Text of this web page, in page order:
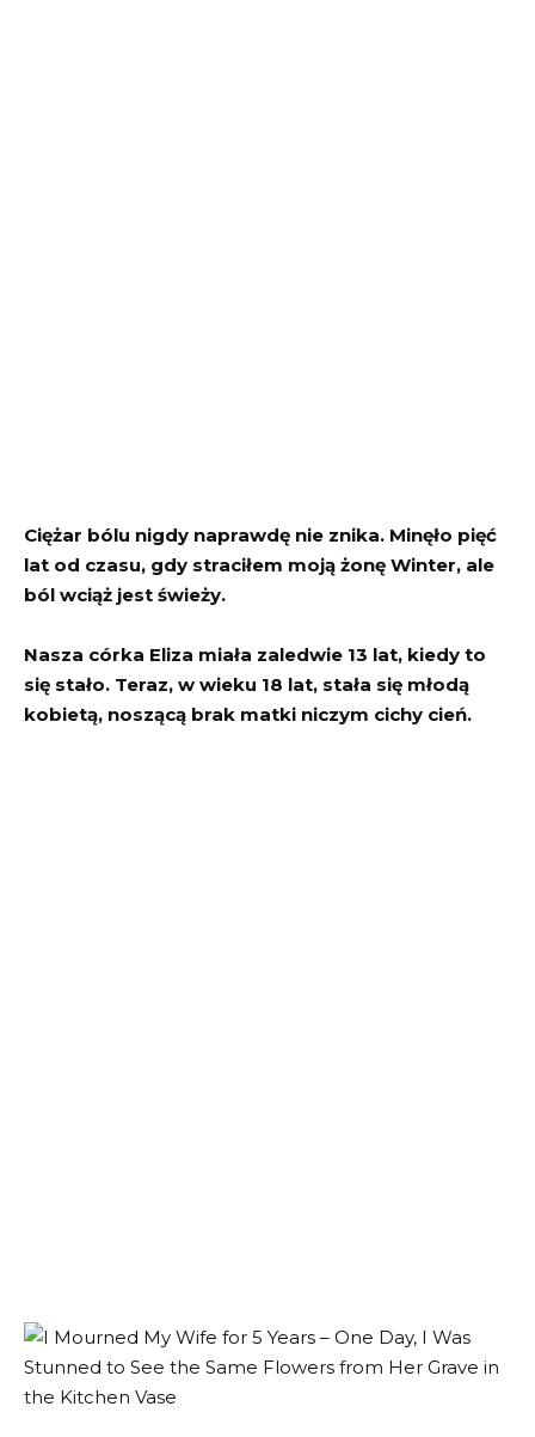
Ciężar bólu nigdy naprawdę nie znika. Minęło pięć
lat od czasu, gdy straciłem moją żonę Winter, ale
ból wciąż jest świeży.
Nasza córka Eliza miała zaledwie 13 lat, kiedy to
się stało. Teraz, w wieku 18 lat, stała się młodą
kobietą, noszącą brak matki niczym cichy cień.